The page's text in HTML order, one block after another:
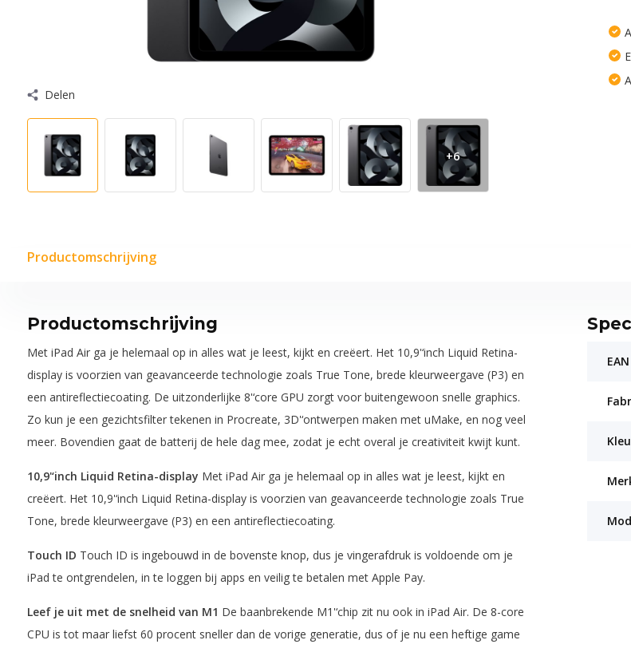
Delen
+6
Productomschrijving
Productomschrijving
Met iPad Air ga je helemaal op in alles wat je leest, kijkt en creëert. Het 10,9'‘inch Liquid Retina-
display is voorzien van geavanceerde technologie zoals True Tone, brede kleurweergave (P3) en
een antireflectiecoating. De uitzonderlijke 8'‘core GPU zorgt voor buitengewoon snelle graphics.
Zo kun je een gezichtsfilter tekenen in Procreate, 3D'‘ontwerpen maken met uMake, en nog veel
meer. Bovendien gaat de batterij de hele dag mee, zodat je echt overal je creativiteit kwijt kunt.
10,9'‘inch Liquid Retina-display Met iPad Air ga je helemaal op in alles wat je leest, kijkt en
creëert. Het 10,9'‘inch Liquid Retina-display is voorzien van geavanceerde technologie zoals True
Tone, brede kleurweergave (P3) en een antireflectiecoating.
Touch ID Touch ID is ingebouwd in de bovenste knop, dus je vingerafdruk is voldoende om je
iPad te ontgrendelen, in te loggen bij apps en veilig te betalen met Apple Pay.
Leef je uit met de snelheid van M1 De baanbrekende M1'‘chip zit nu ook in iPad Air. De 8-core
CPU is tot maar liefst 60 procent sneller dan de vorige generatie, dus of je nu een heftige game
EAN